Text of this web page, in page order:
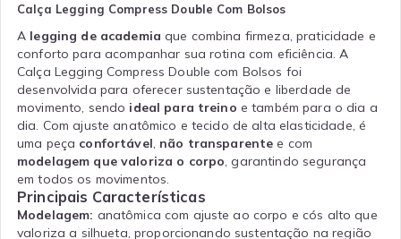
Calça Legging Compress Double Com Bolsos
A legging de academia que combina firmeza, praticidade e
conforto para acompanhar sua rotina com eficiência. A
Calça Legging Compress Double com Bolsos foi
desenvolvida para oferecer sustentação e liberdade de
movimento, sendo ideal para treino e também para o dia a
dia. Com ajuste anatômico e tecido de alta elasticidade, é
uma peça confortável não transparente e com
modelagem que valoriza o corpo , garantindo segurança
em todos os movimentos.
Principais Características
Modelagem: anatômica com ajuste ao corpo e cós alto que
valoriza a silhueta, proporcionando sustentação na região